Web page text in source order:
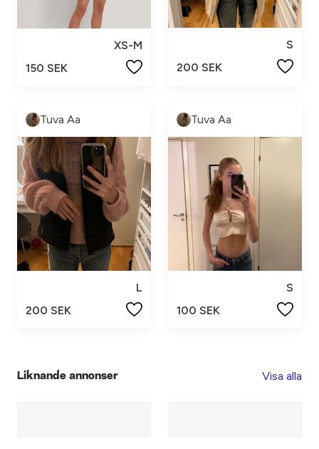
XS-M
150 SEK
S
200 SEK
Tuva Aa
L
200 SEK
Tuva Aa
S
100 SEK
Liknande annonser Visa alla